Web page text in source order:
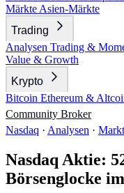
Märkte Asien-Märkte
Trading
Analysen Trading &
Value & Growth
Krypto
Bitcoin Ethereum &
Community Broker
Nasdaq · Analysen ·
Nasdaq Aktie:
Börsenglocke